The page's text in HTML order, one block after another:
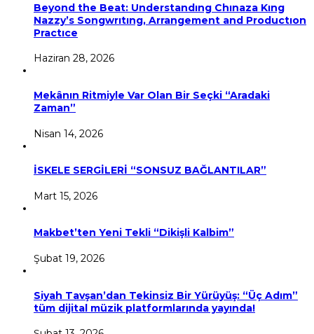
Beyond the Beat: Understandıng Chınaza Kıng
Nazzy’s Songwrıtıng, Arrangement and Productıon
Practıce
Haziran 28, 2026
Mekânın Ritmiyle Var Olan Bir Seçki “Aradaki
Zaman”
Nisan 14, 2026
İSKELE SERGİLERİ “SONSUZ BAĞLANTILAR”
Mart 15, 2026
Makbet’ten Yeni Tekli “Dikişli Kalbim”
Şubat 19, 2026
Siyah Tavşan’dan Tekinsiz Bir Yürüyüş: “Üç Adım”
tüm dijital müzik platformlarında yayında!